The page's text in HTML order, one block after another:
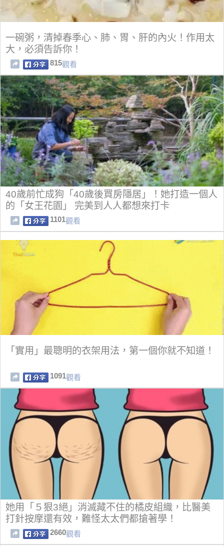
一碗粥，清掉春季心、肺、胃、肝的內火！作用太
大，必須告訴你！
815觀看
40歲前忙成狗「40歲後買房隱居」！她打造一個人
的「女王花園」 完美到人人都想來打卡
1101觀看
「實用」最聰明的衣架用法，第一個你就不知道！
1091觀看
她用「５狠3絕」消滅藏不住的橘皮組織，比醫美
打針按摩還有效，難怪太太們都搶著學！
2660觀看